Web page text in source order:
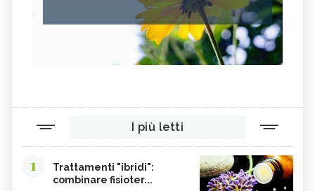
I più letti
1
Trattamenti "ibridi":
combinare fisioter...